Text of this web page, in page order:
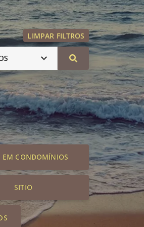
LIMPAR FILTROS
EM CONDOMÍNIOS
SITIO